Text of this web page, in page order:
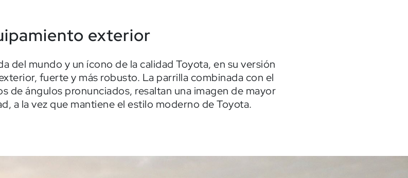
exterior
del mundo y un ícono de la calidad Toyota, en su versión
fuerte y más robusto. La parrilla combinada con el
de ángulos pronunciados, resaltan una imagen de mayor
a la vez que mantiene el estilo moderno de Toyota.